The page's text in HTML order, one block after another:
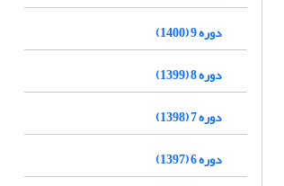
دوره 9 (1400)
دوره 8 (1399)
دوره 7 (1398)
دوره 6 (1397)